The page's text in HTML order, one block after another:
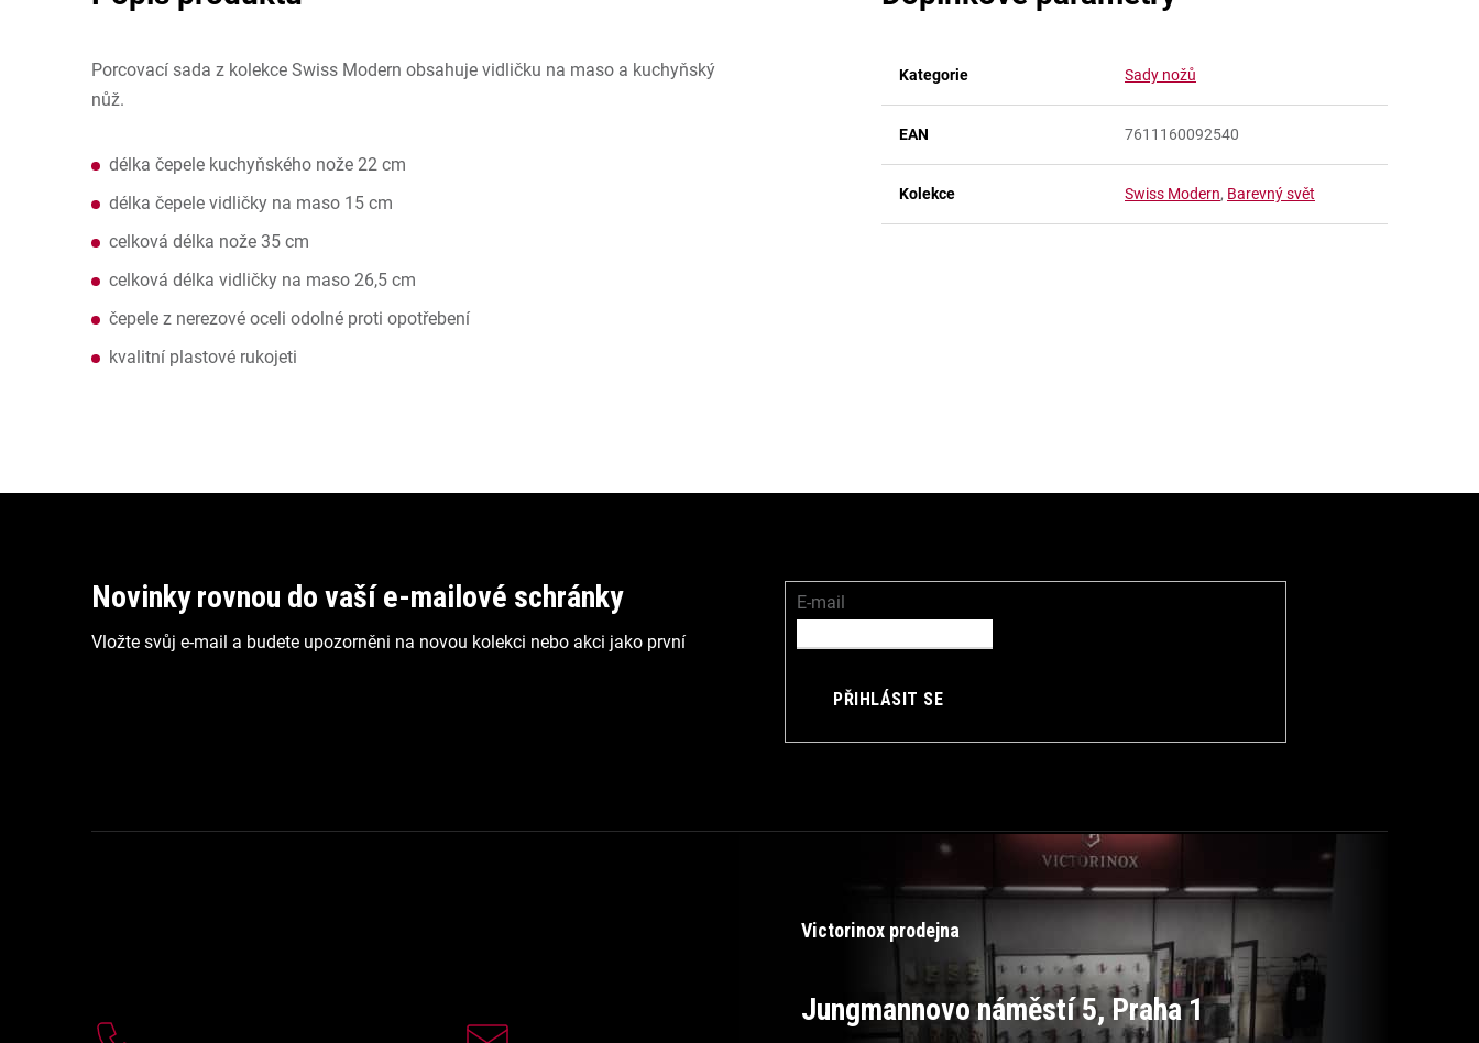
Porcovací sada z kolekce Swiss Modern obsahuje vidličku na maso a kuchyňský
nůž.
délka čepele kuchyňského nože 22 cm
délka čepele vidličky na maso 15 cm
celková délka nože 35 cm
celková délka vidličky na maso 26,5 cm
čepele z nerezové oceli odolné proti opotřebení
kvalitní plastové rukojeti
Kategorie Sady nožů
EAN 7611160092540
Kolekce Swiss Modern, Barevný svět
Novinky rovnou do vaší e-mailové schránky
Vložte svůj e-mail a budete upozorněni na novou kolekci nebo akci jako první
E-mail
PŘIHLÁSIT SE
Victorinox prodejna
Jungmannovo náměstí 5, Praha 1